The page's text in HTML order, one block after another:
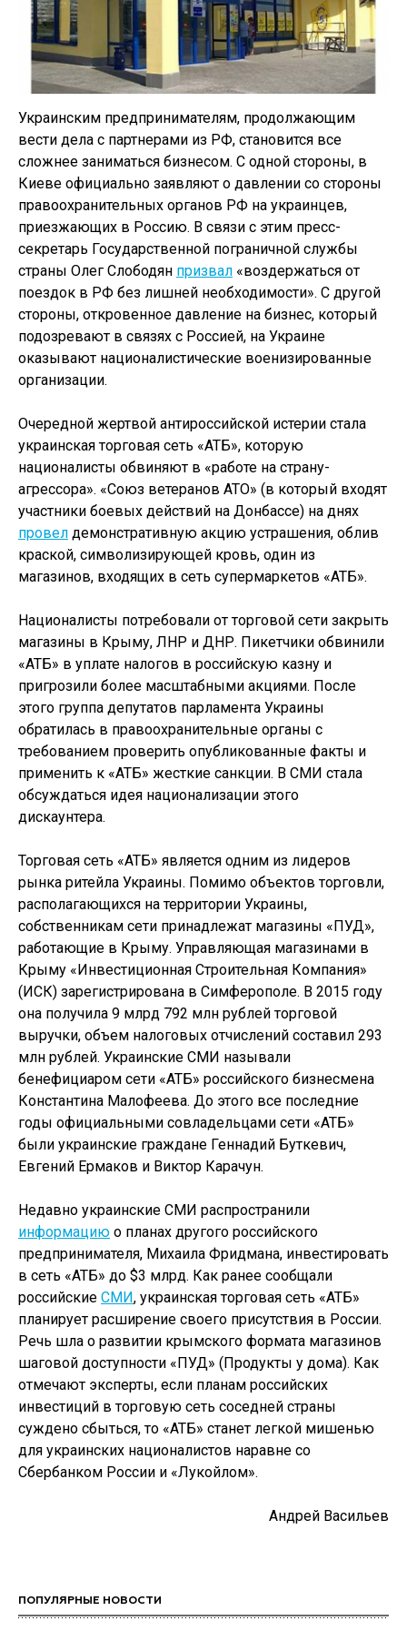
Украинским предпринимателям, продолжающим
вести дела с партнерами из РФ, становится все
сложнее заниматься бизнесом. С одной стороны, в
Киеве официально заявляют о давлении со стороны
правоохранительных органов РФ на украинцев,
приезжающих в Россию. В связи с этим пресс-
секретарь Государственной пограничной службы
страны Олег Слободян призвал «воздержаться от
поездок в РФ без лишней необходимости». С другой
стороны, откровенное давление на бизнес, который
подозревают в связях с Россией, на Украине
оказывают националистические военизированные
организации.
Очередной жертвой антироссийской истерии стала
украинская торговая сеть «АТБ», которую
националисты обвиняют в «работе на страну-
агрессора». «Союз ветеранов АТО» (в который входят
участники боевых действий на Донбассе) на днях
провел демонстративную акцию устрашения, облив
краской, символизирующей кровь, один из
магазинов, входящих в сеть супермаркетов «АТБ».
Националисты потребовали от торговой сети закрыть
магазины в Крыму, ЛНР и ДНР. Пикетчики обвинили
«АТБ» в уплате налогов в российскую казну и
пригрозили более масштабными акциями. После
этого группа депутатов парламента Украины
обратилась в правоохранительные органы с
требованием проверить опубликованные факты и
применить к «АТБ» жесткие санкции. В СМИ стала
обсуждаться идея национализации этого
дискаунтера.
Торговая сеть «АТБ» является одним из лидеров
рынка ритейла Украины. Помимо объектов торговли,
располагающихся на территории Украины,
собственникам сети принадлежат магазины «ПУД»,
работающие в Крыму. Управляющая магазинами в
Крыму «Инвестиционная Строительная Компания»
(ИСК) зарегистрирована в Симферополе. В 2015 году
она получила 9 млрд 792 млн рублей торговой
выручки, объем налоговых отчислений составил 293
млн рублей. Украинские СМИ называли
бенефициаром сети «АТБ» российского бизнесмена
Константина Малофеева. До этого все последние
годы официальными совладельцами сети «АТБ»
были украинские граждане Геннадий Буткевич,
Евгений Ермаков и Виктор Карачун.
Недавно украинские СМИ распространили
информацию о планах другого российского
предпринимателя, Михаила Фридмана, инвестировать
в сеть «АТБ» до $3 млрд. Как ранее сообщали
российские СМИ, украинская торговая сеть «АТБ»
планирует расширение своего присутствия в России.
Речь шла о развитии крымского формата магазинов
шаговой доступности «ПУД» (Продукты у дома). Как
отмечают эксперты, если планам российских
инвестиций в торговую сеть соседней страны
суждено сбыться, то «АТБ» станет легкой мишенью
для украинских националистов наравне со
Сбербанком России и «Лукойлом».
Андрей Васильев
ПОПУЛЯРНЫЕ НОВОСТИ